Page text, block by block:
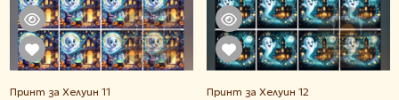
Принт за Хелуин 11 Принт за Хелуин 12